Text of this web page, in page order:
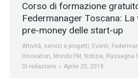
Corso di formazione
Federmanager Toscana: La
pre-money delle start-up
Attività, servizi e progetti, Eventi,
Innovation, Mondo FM , Notizie, Rassegna
Di redazione Aprile 20, 2018